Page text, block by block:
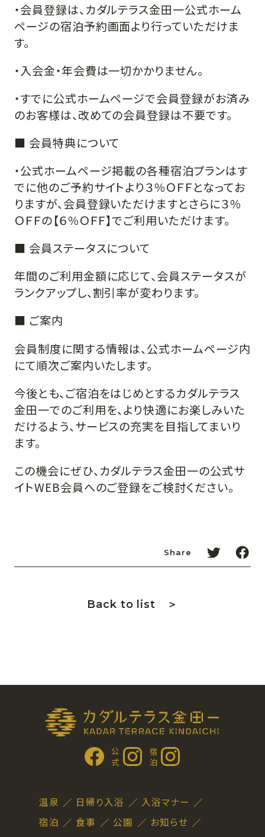
・会員登録は、カダルテラス金田一公式ホーム
ページの宿泊予約画面より行っていただけま
す。
・入会金・年会費は一切かかりません。
・すでに公式ホームページで会員登録がお済み
のお客様は、改めての会員登録は不要です。
■ 会員特典について
・公式ホームページ掲載の各種宿泊プランはす
でに他のご予約サイトより３％ＯＦＦとなってお
りますが、会員登録いただけますとさらに３％
ＯＦＦの【６％ＯＦＦ】でご利用いただけます。
■ 会員ステータスについて
年間のご利用金額に応じて、会員ステータスが
ランクアップし、割引率が変わります。
■ ご案内
会員制度に関する情報は、公式ホームページ内
にて順次ご案内いたします。
今後とも、ご宿泊をはじめとするカダルテラス
金田一でのご利用を、より快適にお楽しみいた
だけるよう、サービスの充実を目指してまいり
ます。
この機会にぜひ、カダルテラス金田一の公式サ
イトWEB会員へのご登録をご検討ください。
Share
Back to list ＞
公 式 宿 泊
温泉 日帰り入浴
入浴マナー
宿泊
食事 公園
お知らせ